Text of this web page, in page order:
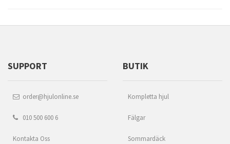
SUPPORT
order@hjulonline.se
010 500 600 6
Kontakta Oss
BUTIK
Kompletta hjul
Fälgar
Sommardäck